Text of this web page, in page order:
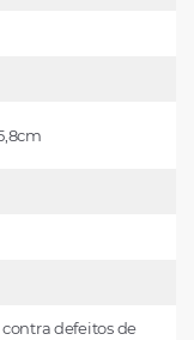
defeitos de